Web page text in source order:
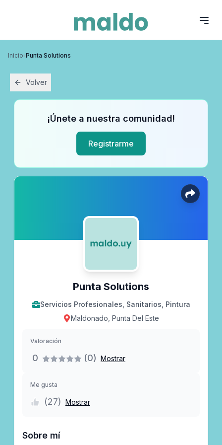
Inicio›Punta Solutions
Volver
¡Únete a nuestra comunidad!
Registrarme
Punta Solutions
Servicios Profesionales, Sanitarios, Pintura
Maldonado, Punta Del Este
Valoración
0 (0) Mostrar
Me gusta
(27) Mostrar
Sobre mí